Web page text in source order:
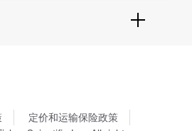
定价和运输保险政策